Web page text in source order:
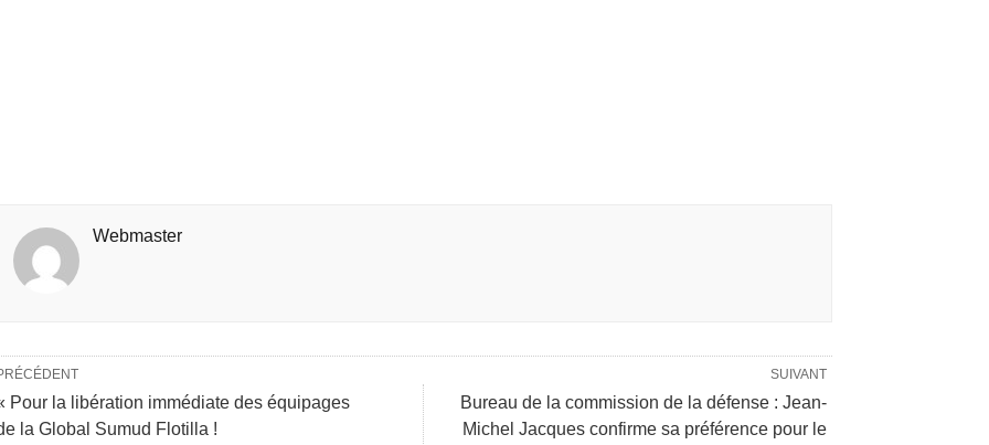
Webmaster
SUIVANT
Bureau de la commission de la défense : Jean-
Michel Jacques confirme sa préférence pour le
Pour la libération immédiate des équipages
la Global Sumud Flotilla !